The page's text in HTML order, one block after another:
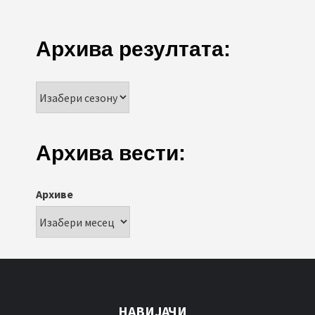
Архива резултата:
Архива вести:
Архиве
НАВИЈАЧИ